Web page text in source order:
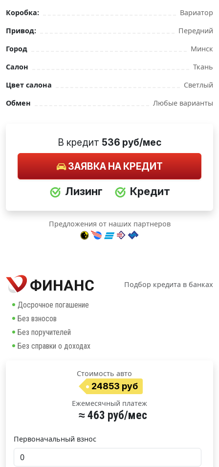
Коробка:
Вариатор
Привод:
Передний
Город
Минск
Салон
Ткань
Цвет салона
Светлый
Обмен
Любые варианты
В кредит 536 руб/мес
ЗАЯВКА НА КРЕДИТ
Лизинг Кредит
Предложения от наших партнеров
Подбор кредита в банках
Досрочное погашение
Без взносов
Без поручителей
Без справки о доходах
Стоимость авто
24853 руб
Ежемесячный платеж
≈ 463 руб/мес
Первоначальный взнос